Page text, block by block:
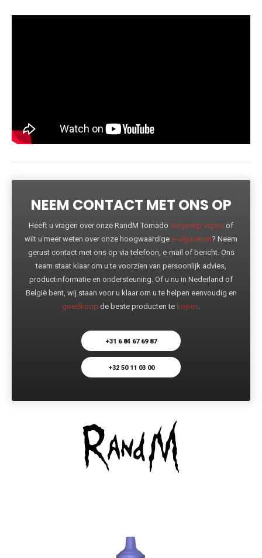
NEEM CONTACT MET ONS OP
Heeft u vragen over onze RandM Tornado wegwerp vapes of
wilt u meer weten over onze hoogwaardige e-sigaretten? Neem
gerust contact met ons op via telefoon, e-mail of bericht. Ons
team staat klaar om u te voorzien van persoonlijk advies,
productinformatie en ondersteuning. Of u nu in Nederland of
België bent, wij staan voor u klaar om u te helpen eenvoudig en
goedkoop de beste producten te kopen.
+31 6 84 67 69 87
+32 50 11 03 00